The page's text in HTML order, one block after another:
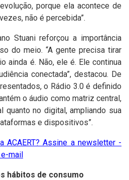
porque ela acontece de
não é percebida”.
Stuani reforçou a importância
do meio. “A gente precisa tirar
ainda é. Não, ele é. Ele continua
conectada”, destacou. De
o Rádio 3.0 é definido
o áudio como matriz central,
quanto no digital, ampliando sua
e dispositivos”.
ACAERT? Assine a newsletter -
mail
hábitos de consumo